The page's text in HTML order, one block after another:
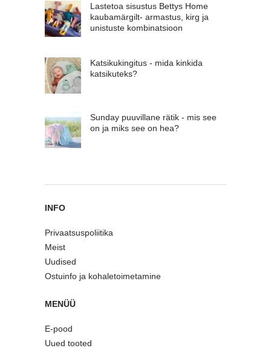
Lastetoa sisustus Bettys Home
kaubamärgilt- armastus, kirg ja
unistuste kombinatsioon
Katsikukingitus - mida kinkida
katsikuteks?
Sunday puuvillane rätik - mis see
on ja miks see on hea?
INFO
Privaatsuspoliitika
Meist
Uudised
Ostuinfo ja kohaletoimetamine
MENÜÜ
E-pood
Uued tooted